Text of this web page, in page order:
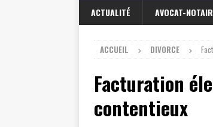
ACTUALITÉ AVOCAT-
ACCUEIL DIVORCE
Facturation
contentieux